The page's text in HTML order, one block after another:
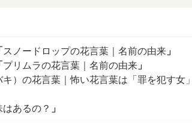
スノードロップの花言葉｜名前の由来 」
プリムラの花言葉｜名前の由来 」
キ）の花言葉｜怖い花言葉は「罪を犯す女
あるの？ 」